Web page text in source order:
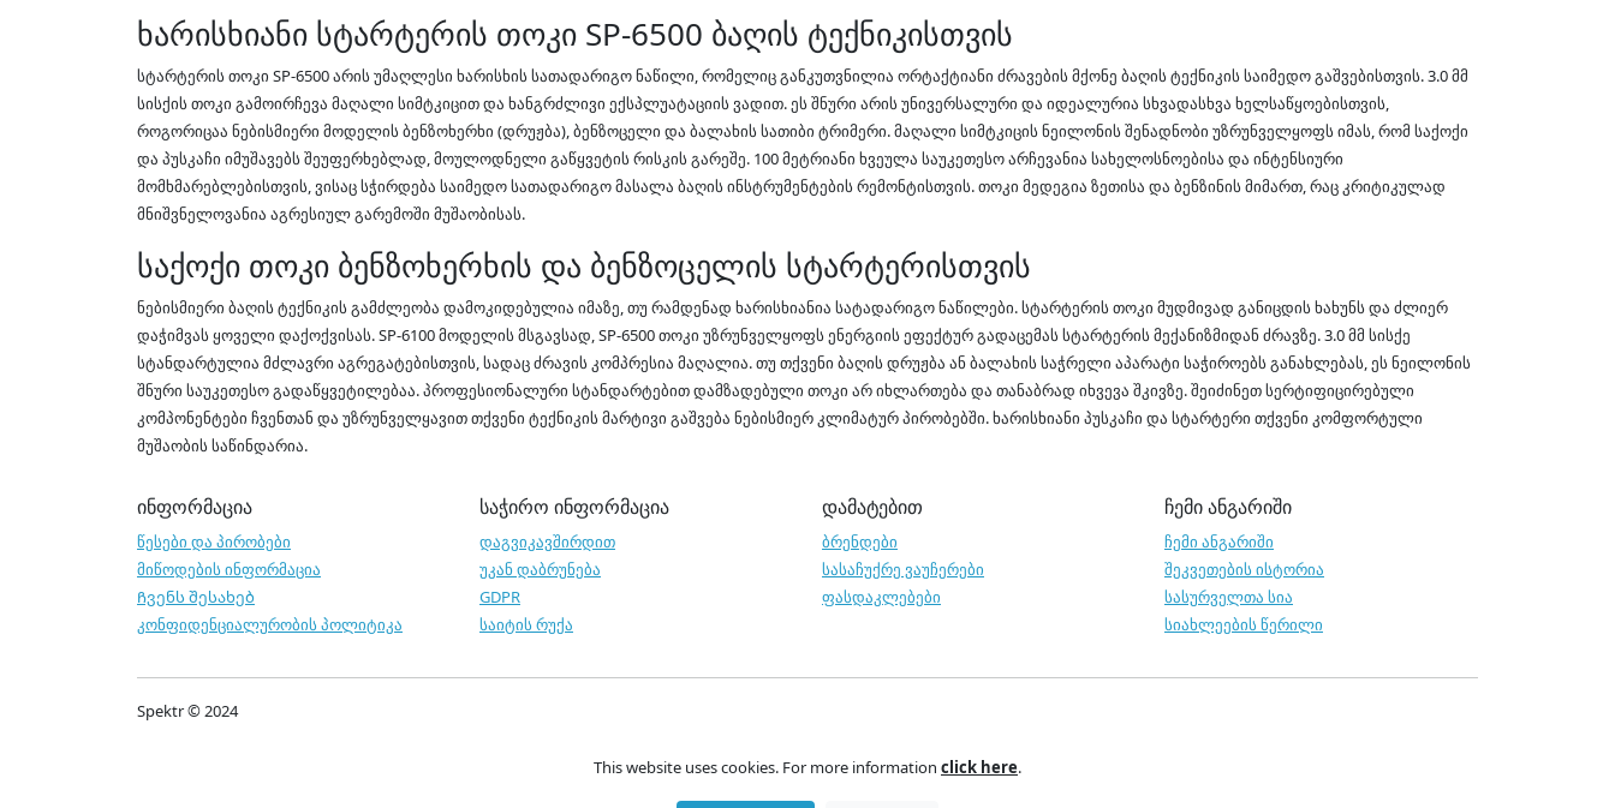
ხარისხიანი სტარტერის თოკი SP-6500 ბაღის ტექნიკისთვის
სტარტერის თოკი SP-6500 არის უმაღლესი ხარისხის სათადარიგო ნაწილი, რომელიც განკუთვნილია ორტაქტიანი ძრავების მქონე ბაღის ტექნიკის საიმედო გაშვებისთვის. 3.0 მმ
სისქის თოკი გამოირჩევა მაღალი სიმტკიცით და ხანგრძლივი ექსპლუატაციის ვადით. ეს შნური არის უნივერსალური და იდეალურია სხვადასხვა ხელსაწყოებისთვის,
როგორიცაა ნებისმიერი მოდელის ბენზოხერხი (დრუჟბა), ბენზოცელი და ბალახის სათიბი ტრიმერი. მაღალი სიმტკიცის ნეილონის შენადნობი უზრუნველყოფს იმას, რომ საქოქი
და პუსკაჩი იმუშავებს შეუფერხებლად, მოულოდნელი გაწყვეტის რისკის გარეშე. 100 მეტრიანი ხვეულა საუკეთესო არჩევანია სახელოსნოებისა და ინტენსიური
მომხმარებლებისთვის, ვისაც სჭირდება საიმედო სათადარიგო მასალა ბაღის ინსტრუმენტების რემონტისთვის. თოკი მედეგია ზეთისა და ბენზინის მიმართ, რაც კრიტიკულად
მნიშვნელოვანია აგრესიულ გარემოში მუშაობისას.
საქოქი თოკი ბენზოხერხის და ბენზოცელის სტარტერისთვის
ნებისმიერი ბაღის ტექნიკის გამძლეობა დამოკიდებულია იმაზე, თუ რამდენად ხარისხიანია სატადარიგო ნაწილები. სტარტერის თოკი მუდმივად განიცდის ხახუნს და ძლიერ
დაჭიმვას ყოველი დაქოქვისას. SP-6100 მოდელის მსგავსად, SP-6500 თოკი უზრუნველყოფს ენერგიის ეფექტურ გადაცემას სტარტერის მექანიზმიდან ძრავზე. 3.0 მმ სისქე
სტანდარტულია მძლავრი აგრეგატებისთვის, სადაც ძრავის კომპრესია მაღალია. თუ თქვენი ბაღის დრუჟბა ან ბალახის საჭრელი აპარატი საჭიროებს განახლებას, ეს ნეილონის
შნური საუკეთესო გადაწყვეტილებაა. პროფესიონალური სტანდარტებით დამზადებული თოკი არ იხლართება და თანაბრად იხვევა შკივზე. შეიძინეთ სერტიფიცირებული
კომპონენტები ჩვენთან და უზრუნველყავით თქვენი ტექნიკის მარტივი გაშვება ნებისმიერ კლიმატურ პირობებში. ხარისხიანი პუსკაჩი და სტარტერი თქვენი კომფორტული
მუშაობის საწინდარია.
ინფორმაცია
წესები და პირობები
მიწოდების ინფორმაცია
Ჩვენს შესახებ
კონფიდენციალურობის პოლიტიკა
საჭირო ინფორმაცია
დაგვიკავშირდით
უკან დაბრუნება
GDPR
საიტის რუქა
დამატებით
ბრენდები
სასაჩუქრე ვაუჩერები
ფასდაკლებები
ჩემი ანგარიში
ჩემი ანგარიში
შეკვეთების ისტორია
სასურველთა სია
სიახლეების წერილი
Spektr © 2024
This website uses cookies. For more information click here.